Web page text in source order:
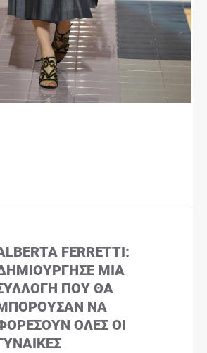
FERRETTI:
ΜΊΑ
ΠΟΥ ΘΑ
ΝΑ
ΌΛΕΣ ΟΙ